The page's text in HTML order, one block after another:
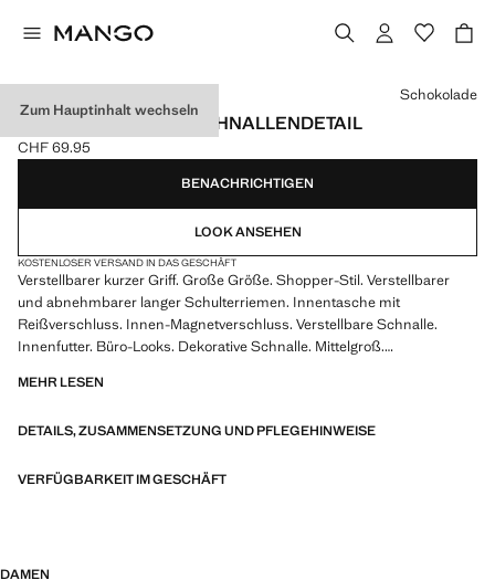
Zum Hauptinhalt wechseln
SHOPPER-BAG MIT SCHNALLENDETAIL
Aktueller Preis [CHF 69.95 ]
CHF 69.95
Wählen Sie eine Farbe
Schokolade
BENACHRICHTIGEN
LOOK ANSEHEN
KOSTENLOSER VERSAND IN DAS GESCHÄFT
Verstellbarer kurzer Griff. Große Größe. Shopper-Stil. Verstellbarer
und abnehmbarer langer Schulterriemen. Innentasche mit
Reißverschluss. Innen-Magnetverschluss. Verstellbare Schnalle.
Innenfutter. Büro-Looks. Dekorative Schnalle. Mittelgroß.
Innentasche. Reißverschluss
35.0x32.0x13.0 cm (Länge x Höhe x Breite)
MEHR LESEN
DETAILS, ZUSAMMENSETZUNG UND PFLEGEHINWEISE
VERFÜGBARKEIT IM GESCHÄFT
DAMEN